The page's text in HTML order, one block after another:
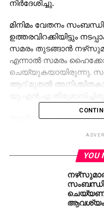
നിര്‍ദേശിച്ചു.
മിനിമം വേതനം
ഉത്തരവിറക്കിയിട്ടും
സമരം തുടങ്ങാന്‍
എന്നാല്‍ സമരം
ചെയ്യുകയായിരുന്നു.
ആറ് മുതല്‍
തുടര്‍ന്നാണ് സര്‍ക്കാര്‍
ഹൈക്കോടതി സ്‌റ്റേ
നിയമപരമായി
ചേരുമെന്നും യു.എന്‍.എ
NURSE
YOU
നഴ്‌സുമാരുടെ മിനിമം
സംബന്ധിച്ച ഉത്തരവ് സ്റ്റേ
ചെയ്യണമെന്ന
ആവശ്യം സുപ്രീം